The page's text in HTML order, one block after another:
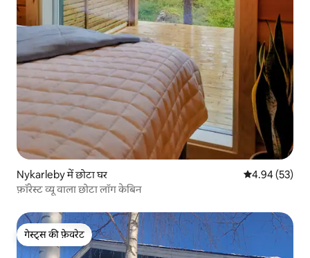
Nykarleby में छोटा घर औसत रेटिंग 5 में
4.94 (53)
फ़ॉरेस्ट व्यू वाला छोटा लॉग केबिन
गेस्ट्स की फ़ेवरेट
गेस्ट्स की फ़ेवरेट